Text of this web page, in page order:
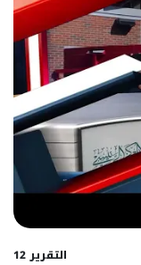
التقرير 12